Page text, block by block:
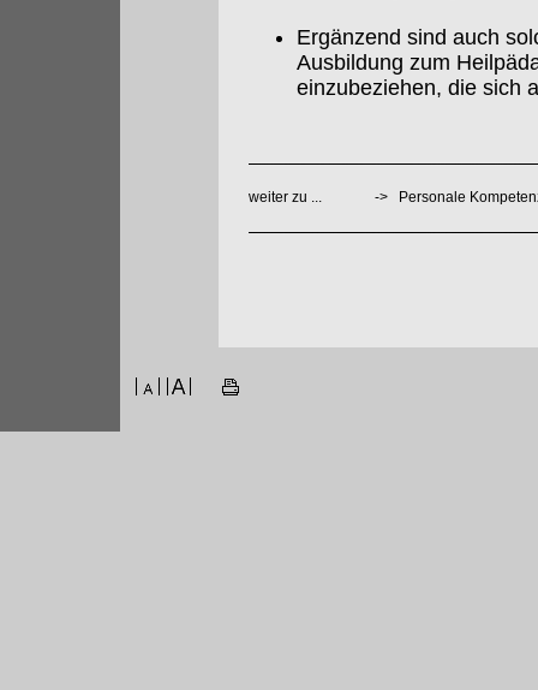
Ergänzend sind auch
Ausbildung zum
einzubeziehen, die sich
weiter zu ... -> Personale